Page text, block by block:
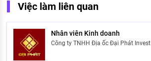
Việc làm liên quan
Nhân viên Kinh doanh
Công ty TNHH Địa ốc Đại Phát Invest